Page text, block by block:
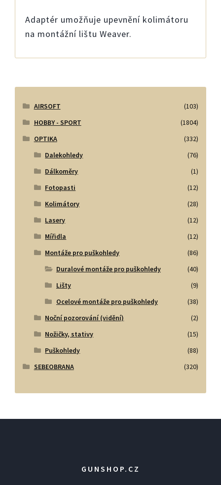
Adaptér umožňuje upevnění kolimátoru
na montážní lištu Weaver.
AIRSOFT
(103)
HOBBY - SPORT
(1804)
OPTIKA
(332)
Dalekohledy
(76)
Dálkoměry
(1)
Fotopasti
(12)
Kolimátory
(28)
Lasery
(12)
Mířidla
(12)
Montáže pro puškohledy
(86)
Duralové montáže pro puškohledy
(40)
Lišty
(9)
Ocelové montáže pro puškohledy
(38)
Noční pozorování (vidění)
(2)
Nožičky, stativy
(15)
Puškohledy
(88)
SEBEOBRANA
(320)
GUNSHOP.CZ